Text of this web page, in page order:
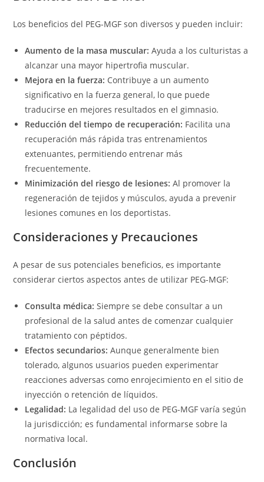
Los beneficios del PEG-MGF son diversos y pueden incluir:
Aumento de la masa muscular: Ayuda a los culturistas a
alcanzar una mayor hipertrofia muscular.
Mejora en la fuerza: Contribuye a un aumento
significativo en la fuerza general, lo que puede
traducirse en mejores resultados en el gimnasio.
Reducción del tiempo de recuperación: Facilita una
recuperación más rápida tras entrenamientos
extenuantes, permitiendo entrenar más
frecuentemente.
Minimización del riesgo de lesiones: Al promover la
regeneración de tejidos y músculos, ayuda a prevenir
lesiones comunes en los deportistas.
Consideraciones y Precauciones
A pesar de sus potenciales beneficios, es importante
considerar ciertos aspectos antes de utilizar PEG-MGF:
Consulta médica: Siempre se debe consultar a un
profesional de la salud antes de comenzar cualquier
tratamiento con péptidos.
Efectos secundarios: Aunque generalmente bien
tolerado, algunos usuarios pueden experimentar
reacciones adversas como enrojecimiento en el sitio de
inyección o retención de líquidos.
Legalidad: La legalidad del uso de PEG-MGF varía según
la jurisdicción; es fundamental informarse sobre la
normativa local.
Conclusión